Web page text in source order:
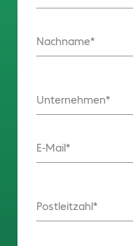
Nachname
Unternehmen
E-Mail
Postleitzahl